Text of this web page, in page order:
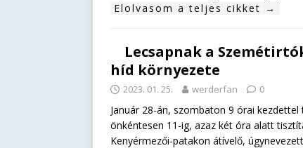
Elolvasom a teljes cikket →
Lecsapnak a
híd környezete
2023. 01. 25. werderfan 0
Január 28-án, szombaton 9 órai
önkéntesen 11-ig, azaz két óra alatt
Kenyérmezői-patakon átívelő,